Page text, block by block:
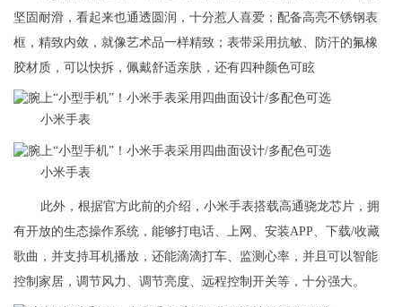
坚固耐滑，看起来也通透圆润，十分惹人喜爱；配备高亮不锈钢表
框，精致内敛，就像艺术品一样精致；表带采用抗敏、防汗的氟橡
胶材质，可以快拆，佩戴舒适亲肤，还有四种颜色可眩
小米手表
小米手表
此外，根据官方此前的介绍，小米手表搭载高通骁龙芯片，拥
有开放的生态操作系统，能够打电话、上网、安装APP、下载/收藏
歌曲，并支持耳机播放，还能滴滴打车、监测心率，并且可以智能
控制家居，调节风力、调节亮度、远程控制开关等，十分强大。